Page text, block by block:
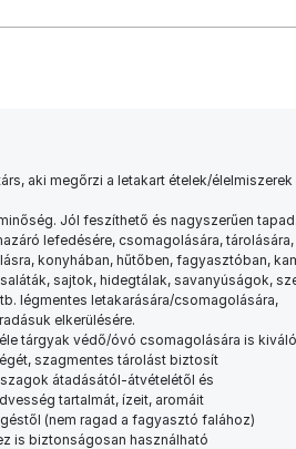
aki megőrzi a letakart ételek/
Jól feszíthető és nagyszerűen tapad.
lefedésére, csomagolására,
konyhában, hűtőben, fagyasztóban,
sajtok, hidegtálak, savanyúságok,
légmentes letakarására/csomagolására,
elkerülésére.
tárgyak védő/óvó csomagolására is
szagmentes tárolást biztosít
átadásától-átvételétől és
tartalmát, ízeit, aromáit
(nem ragad a fagyasztó falához)
is biztonságosan használható